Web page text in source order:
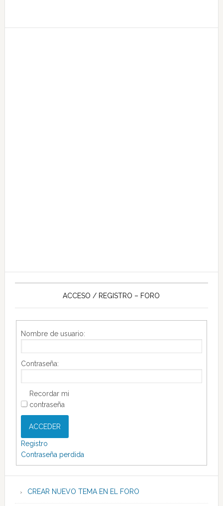
ACCESO / REGISTRO – FORO
Nombre de usuario:
Contraseña:
Recordar mi
contraseña
ACCEDER
Registro
Contraseña perdida
CREAR NUEVO TEMA EN EL FORO